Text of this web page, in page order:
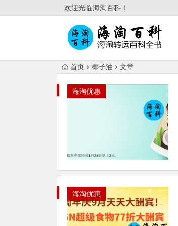
欢迎光临海淘百科！
首页 椰子油 文章
海淘优惠
海淘优惠